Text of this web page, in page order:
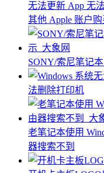
无法更新 App 无
其他 Apple 账户购
SONY/索尼笔记
法删除打印机
老笔记本使用
器搜索不到